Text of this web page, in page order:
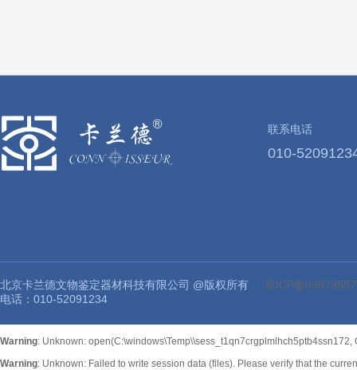
联系电话
010-
北京卡兰德文物鉴定器材科技有限公司 @版权所有
京ICP备
电话：010-52091234
Warning: Unknown:
Warning: Unknown: Failed to write session data (files). Please verify that the